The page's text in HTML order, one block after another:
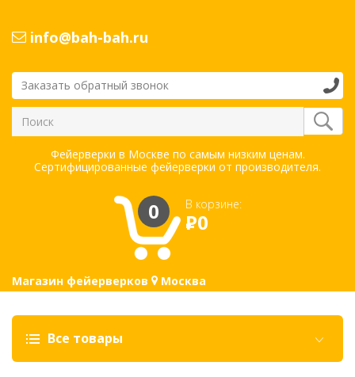
info@bah-bah.ru
Заказать обратный звонок
Фейерверки в Москве по самым низким ценам.
Сертифицированные фейерверки от производителя.
0 В корзине:
Р0
Магазин фейерверков Москва
Все товары